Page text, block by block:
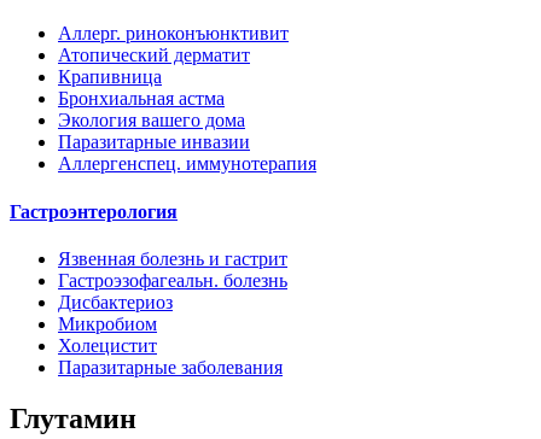
Аллерг. риноконъюнктивит
Атопический дерматит
Крапивница
Бронхиальная астма
Экология вашего дома
Паразитарные инвазии
Аллергенспец. иммунотерапия
Гастроэнтерология
Язвенная болезнь и гастрит
Гастроэзофагеальн. болезнь
Дисбактериоз
Микробиом
Холецистит
Паразитарные заболевания
Глутамин